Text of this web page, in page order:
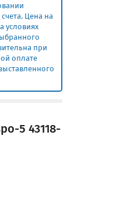
Цена на
условиях
при
оплате
5 43118-